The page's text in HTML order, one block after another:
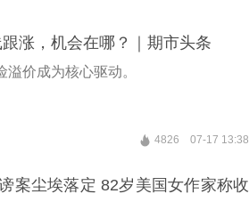
涨，机会在哪？｜期市头条
价成为核心驱动。
4826 07-17 13:38
案尘埃落定 82岁美国女作家称收